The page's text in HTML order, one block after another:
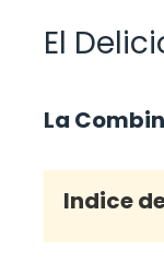
El
La
Indice